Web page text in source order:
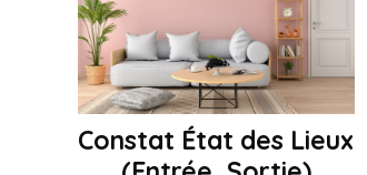
Constat État des Lieux